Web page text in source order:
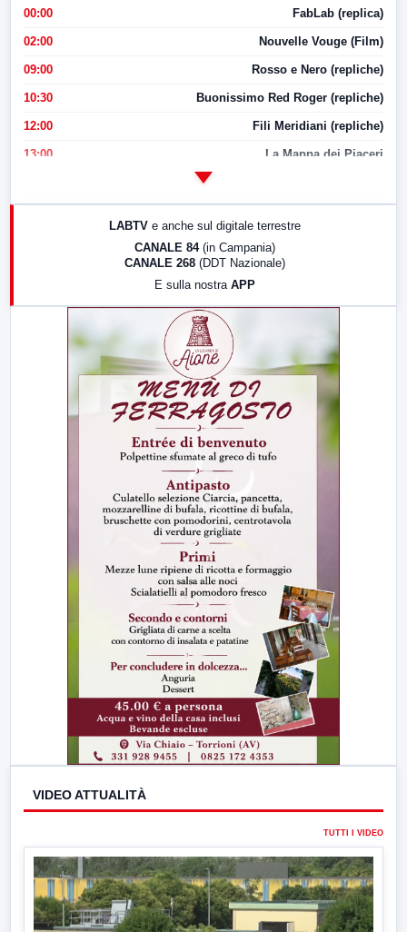
00:00 FabLab (replica)
02:00 Nouvelle Vouge (Film)
09:00 Rosso e Nero (repliche)
10:30 Buonissimo Red Roger (repliche)
12:00 Fili Meridiani (repliche)
13:00 La Mappa dei Piaceri
LABTV e anche sul digitale terrestre
CANALE 84 (in Campania)
CANALE 268 (DDT Nazionale)
E sulla nostra APP
VIDEO ATTUALITÀ
TUTTI I VIDEO